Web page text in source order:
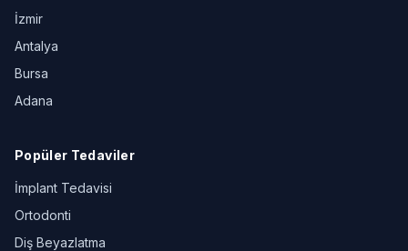
İzmir
Antalya
Bursa
Adana
Popüler Tedaviler
İmplant Tedavisi
Ortodonti
Diş Beyazlatma